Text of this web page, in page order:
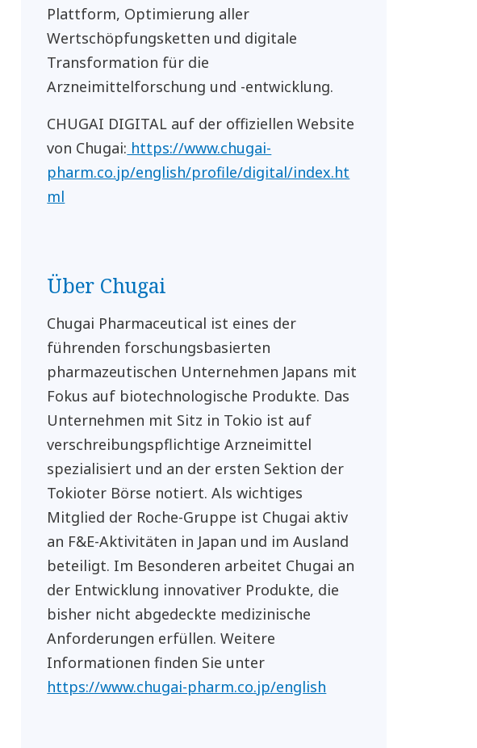
Plattform, Optimierung aller
Wertschöpfungsketten und digitale
Transformation für die
Arzneimittelforschung und -entwicklung.
CHUGAI DIGITAL auf der offiziellen Website
von Chugai: https://www.chugai-
pharm.co.jp/english/profile/digital/index.ht
ml
Über Chugai
Chugai Pharmaceutical ist eines der
führenden forschungsbasierten
pharmazeutischen Unternehmen Japans mit
Fokus auf biotechnologische Produkte. Das
Unternehmen mit Sitz in Tokio ist auf
verschreibungspflichtige Arzneimittel
spezialisiert und an der ersten Sektion der
Tokioter Börse notiert. Als wichtiges
Mitglied der Roche-Gruppe ist Chugai aktiv
an F&E-Aktivitäten in Japan und im Ausland
beteiligt. Im Besonderen arbeitet Chugai an
der Entwicklung innovativer Produkte, die
bisher nicht abgedeckte medizinische
Anforderungen erfüllen. Weitere
Informationen finden Sie unter
https://www.chugai-pharm.co.jp/english